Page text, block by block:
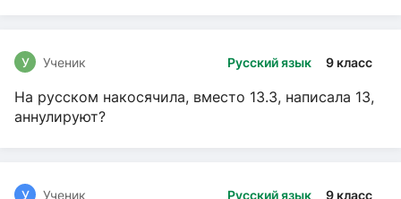
Русский язык 9 класс
У Ученик
На русском накосячила, вместо 13.3, написала 13,
аннулируют?
Русский язык 9 класс
У Ученик